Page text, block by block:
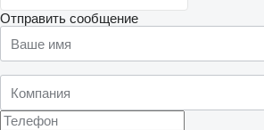
Отправить сообщение